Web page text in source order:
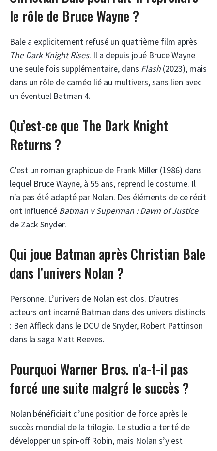
le rôle de Bruce Wayne ?
Bale a explicitement refusé un quatrième film après
The Dark Knight Rises. Il a depuis joué Bruce Wayne
une seule fois supplémentaire, dans Flash (2023), mais
dans un rôle de caméo lié au multivers, sans lien avec
un éventuel Batman 4.
Qu’est-ce que The Dark Knight
Returns ?
C’est un roman graphique de Frank Miller (1986) dans
lequel Bruce Wayne, à 55 ans, reprend le costume. Il
n’a pas été adapté par Nolan. Des éléments de ce récit
ont influencé Batman v Superman : Dawn of Justice
de Zack Snyder.
Qui joue Batman après Christian Bale
dans l’univers Nolan ?
Personne. L’univers de Nolan est clos. D’autres
acteurs ont incarné Batman dans des univers distincts
: Ben Affleck dans le DCU de Snyder, Robert Pattinson
dans la saga Matt Reeves.
Pourquoi Warner Bros. n’a-t-il pas
forcé une suite malgré le succès ?
Nolan bénéficiait d’une position de force après le
succès mondial de la trilogie. Le studio a tenté de
développer un spin-off Robin, mais Nolan s’y est